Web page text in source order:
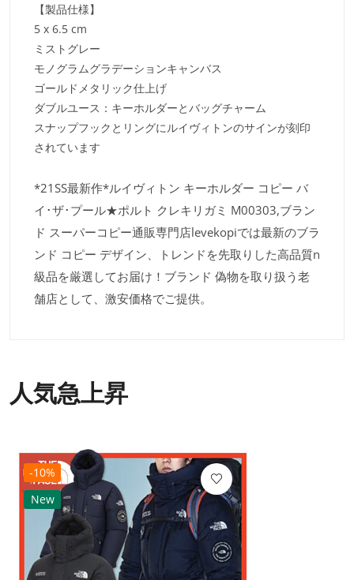
【製品仕様】
5 x 6.5 cm
ミストグレー
モノグラムグラデーションキャンバス
ゴールドメタリック仕上げ
ダブルユース：キーホルダーとバッグチャーム
スナップフックとリングにルイヴィトンのサインが刻印
されています
*21SS最新作*ルイヴィトン キーホルダー コピー バ
イ･ザ･プール★ポルト クレキリガミ M00303,ブラン
ド スーパーコピー通販専門店levekopiでは最新のブラ
ンド コピー デザイン、トレンドを先取りした高品質n
級品を厳選してお届け！ブランド 偽物を取り扱う老
舗店として、激安価格でご提供。
人気急上昇
-10%
New